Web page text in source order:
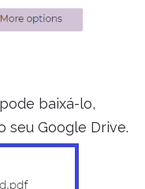
baixá-lo,
seu Google Drive.